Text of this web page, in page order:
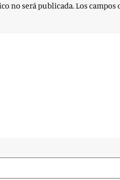
no será publicada.Los campos